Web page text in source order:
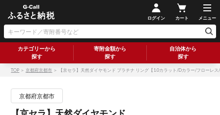
ログイン カート メニュー
カテゴリーから
探す
寄附金額から
探す
自治体から
探す
TOP ＞京都府京都市 ＞ 【京セラ】天然ダイヤモンド プラチナ リング【1.0カラット/Dカラー/フローレ
京都府京都市